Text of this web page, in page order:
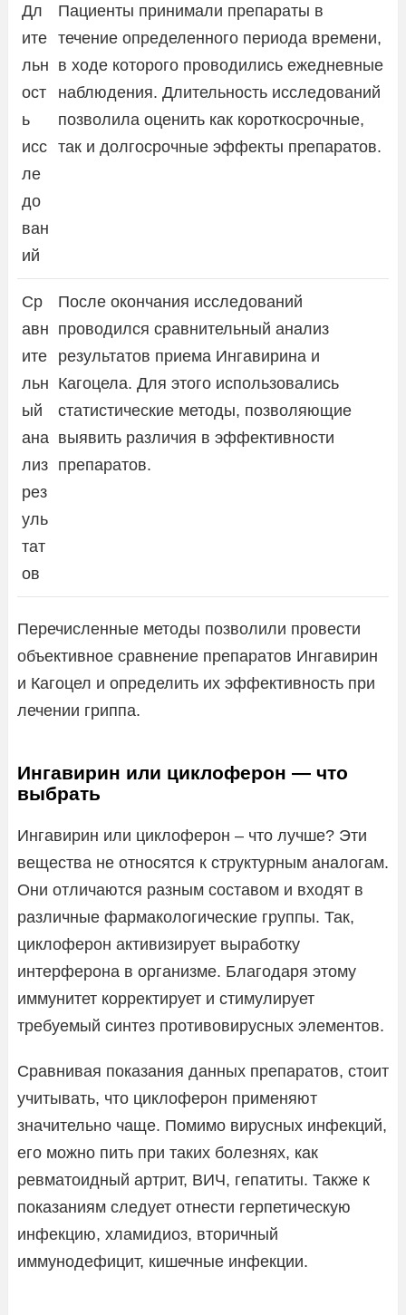
Дл
ите
льн
ост
ь
исс
ле
до
ван
ий
Пациенты принимали препараты в
течение определенного периода времени,
в ходе которого проводились ежедневные
наблюдения. Длительность исследований
позволила оценить как короткосрочные,
так и долгосрочные эффекты препаратов.
Ср
авн
ите
льн
ый
ана
лиз
рез
уль
тат
ов
После окончания исследований
проводился сравнительный анализ
результатов приема Ингавирина и
Кагоцела. Для этого использовались
статистические методы, позволяющие
выявить различия в эффективности
препаратов.
Перечисленные методы позволили провести
объективное сравнение препаратов Ингавирин
и Кагоцел и определить их эффективность при
лечении гриппа.
Ингавирин или циклоферон — что
выбрать
Ингавирин или циклоферон – что лучше? Эти
вещества не относятся к структурным аналогам.
Они отличаются разным составом и входят в
различные фармакологические группы. Так,
циклоферон активизирует выработку
интерферона в организме. Благодаря этому
иммунитет корректирует и стимулирует
требуемый синтез противовирусных элементов.
Сравнивая показания данных препаратов, стоит
учитывать, что циклоферон применяют
значительно чаще. Помимо вирусных инфекций,
его можно пить при таких болезнях, как
ревматоидный артрит, ВИЧ, гепатиты. Также к
показаниям следует отнести герпетическую
инфекцию, хламидиоз, вторичный
иммунодефицит, кишечные инфекции.